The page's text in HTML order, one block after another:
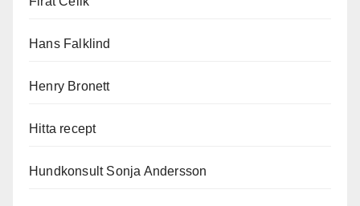
Hans Falklind
Henry Bronett
Hitta recept
Hundkonsult Sonja Andersson